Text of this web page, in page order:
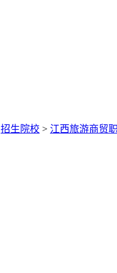
招生院校 > 江西旅游商贸